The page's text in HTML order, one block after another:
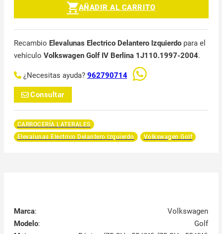
AÑADIR AL CARRITO
Recambio Elevalunas Electrico Delantero Izquierdopara el
vehículo Volkswagen Golf IV Berlina 1J110.1997-2004.
¿Necesitas ayuda? 962790714
Consultar
CARROCERÍA LATERALES
Elevalunas Electrico Delantero Izquierdo
Volkswagen Golf
Marca:
Volkswagen
Modelo:
Golf